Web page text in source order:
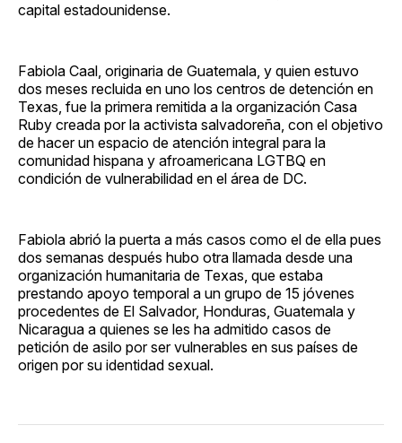
capital estadounidense.
Fabiola Caal, originaria de Guatemala, y quien estuvo
dos meses recluida en uno los centros de detención en
Texas, fue la primera remitida a la organización Casa
Ruby creada por la activista salvadoreña, con el objetivo
de hacer un espacio de atención integral para la
comunidad hispana y afroamericana LGTBQ en
condición de vulnerabilidad en el área de DC.
Fabiola abrió la puerta a más casos como el de ella pues
dos semanas después hubo otra llamada desde una
organización humanitaria de Texas, que estaba
prestando apoyo temporal a un grupo de 15 jóvenes
procedentes de El Salvador, Honduras, Guatemala y
Nicaragua a quienes se les ha admitido casos de
petición de asilo por ser vulnerables en sus países de
origen por su identidad sexual.